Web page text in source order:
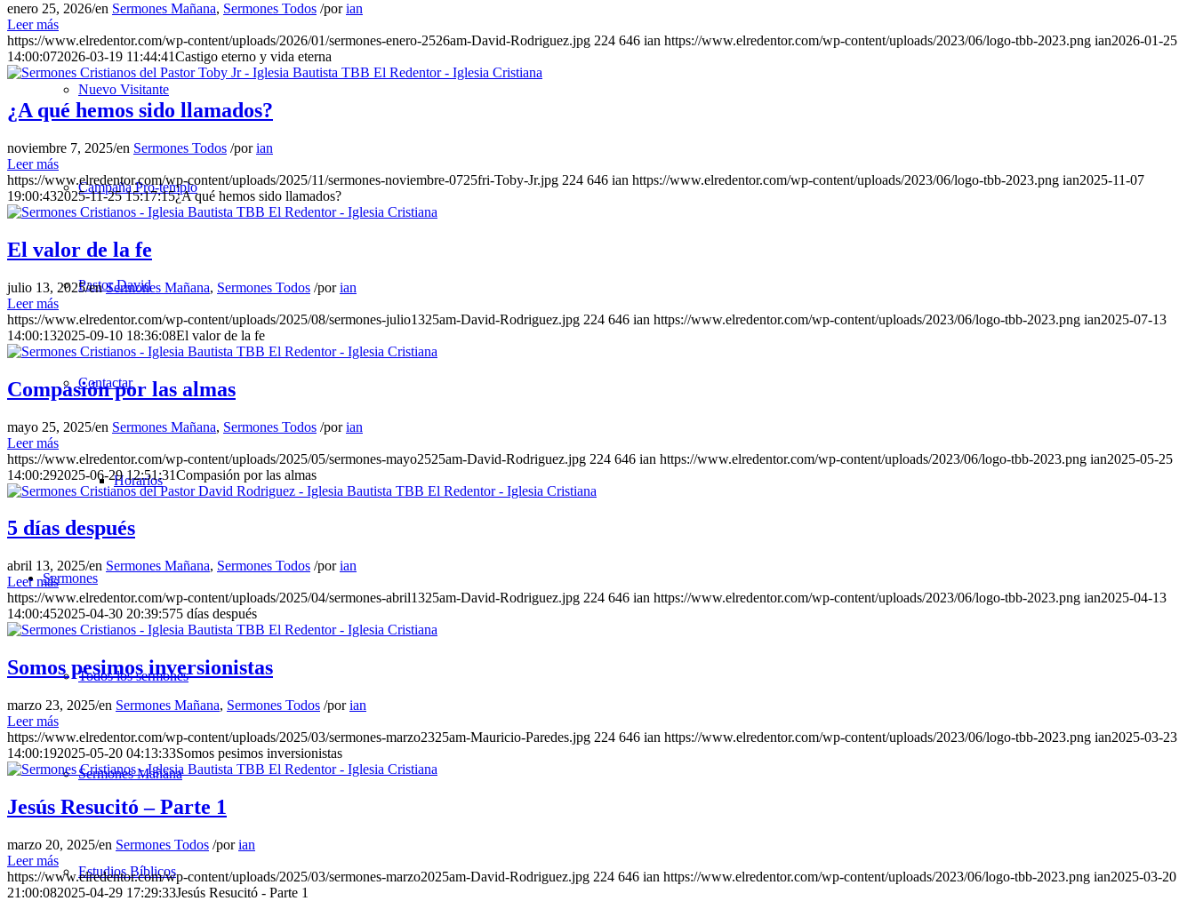
Nuevo Visitante
Campaña Pro-templo
Pastor David
Contactar
Horarios
Sermones
Todos los sermones
Sermones Mañana
Estudios Bíblicos
enero 25, 2026/en Sermones Mañana, Sermones Todos /porian
Leer más
https://www.elredentor.com/wp-content/uploads/2026/01/sermones-enero-2526am-David-Rodriguez.jpg 224 646 ian https://www.elredentor.com/wp-content/uploads/2023/06/logo-tbb-2023.png ian2026-01-25
14:00:072026-03-19 11:44:41Castigo eterno y vida eterna
¿A qué hemos sido llamados?
noviembre 7, 2025/en Sermones Todos /porian
Leer más
https://www.elredentor.com/wp-content/uploads/2025/11/sermones-noviembre-0725fri-Toby-Jr.jpg 224 646 ian https://www.elredentor.com/wp-content/uploads/2023/06/logo-tbb-2023.png ian2025-11-07
19:00:432025-11-25 15:17:15¿A qué hemos sido llamados?
El valor de la fe
julio 13, 2025/enSermones Mañana, Sermones Todos /porian
Leer más
https://www.elredentor.com/wp-content/uploads/2025/08/sermones-julio1325am-David-Rodriguez.jpg 224 646 ian https://www.elredentor.com/wp-content/uploads/2023/06/logo-tbb-2023.png ian2025-07-13
14:00:132025-09-10 18:36:08El valor de la fe
Compasión por las almas
mayo 25, 2025/en Sermones Mañana, Sermones Todos /porian
Leer más
https://www.elredentor.com/wp-content/uploads/2025/05/sermones-mayo2525am-David-Rodriguez.jpg 224 646 ian https://www.elredentor.com/wp-content/uploads/2023/06/logo-tbb-2023.png ian2025-05-25
14:00:292025-06-29 12:51:31Compasión por las almas
5 días después
abril 13, 2025/en Sermones Mañana, Sermones Todos /porian
Leer más
https://www.elredentor.com/wp-content/uploads/2025/04/sermones-abril1325am-David-Rodriguez.jpg 224 646 ian https://www.elredentor.com/wp-content/uploads/2023/06/logo-tbb-2023.png ian2025-04-13
14:00:452025-04-30 20:39:575 días después
Somos pesimos inversionistas
marzo 23, 2025/en Sermones Mañana, Sermones Todos /porian
Leer más
https://www.elredentor.com/wp-content/uploads/2025/03/sermones-marzo2325am-Mauricio-Paredes.jpg 224 646 ian https://www.elredentor.com/wp-content/uploads/2023/06/logo-tbb-2023.png ian2025-03-23
14:00:192025-05-20 04:13:33Somos pesimos inversionistas
Jesús Resucitó – Parte 1
marzo 20, 2025/en Sermones Todos /porian
Leer más
https://www.elredentor.com/wp-content/uploads/2025/03/sermones-marzo2025am-David-Rodriguez.jpg 224 646 ian https://www.elredentor.com/wp-content/uploads/2023/06/logo-tbb-2023.png ian2025-03-20
21:00:082025-04-29 17:29:33Jesús Resucitó - Parte 1